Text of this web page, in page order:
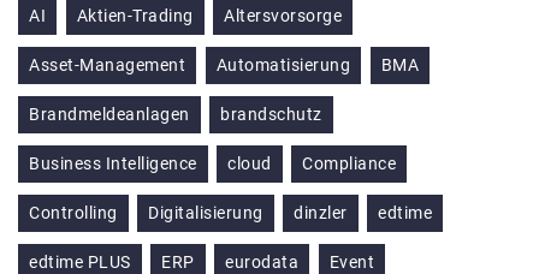
AI Aktien-Trading Altersvorsorge
Asset-Management Automatisierung BMA
Brandmeldeanlagen brandschutz
Business Intelligence cloud Compliance
Controlling Digitalisierung dinzler edtime
edtime PLUS ERP eurodata Event